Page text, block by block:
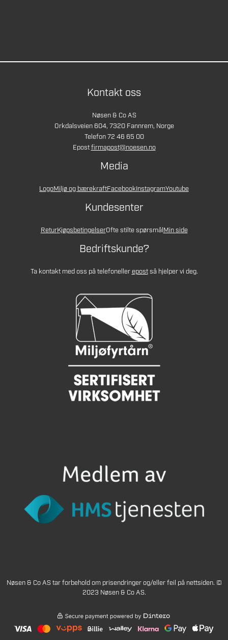
Kontakt oss
Nøsen & Co AS
Orkdalsveien 604, 7320 Fannrem, Norge
Telefon 72 46 65 00
Epostfirmapost@noesen.no
Media
LogoMiljø og bærekraftFacebookInstagramYoutube
Kundesenter
ReturKjøpsbetingelserOfte stilte spørsmålMin side
Bedriftskunde?
Ta kontakt med oss på telefonellerepostså hjelper vi deg.
Nøsen & Co AS tar forbehold om prisendringer og/eller feil på nettsiden. ©
2023 Nøsen & Co AS.